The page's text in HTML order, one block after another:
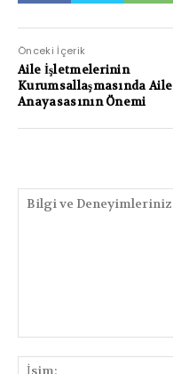
Önceki İçerik
Aile İşletmelerinin
Kurumsallaşmasında Aile
Anayasasının Önemi
ve